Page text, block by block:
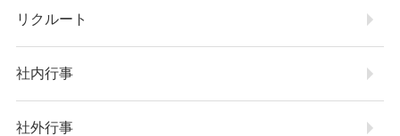
リクルート
社内行事
社外行事